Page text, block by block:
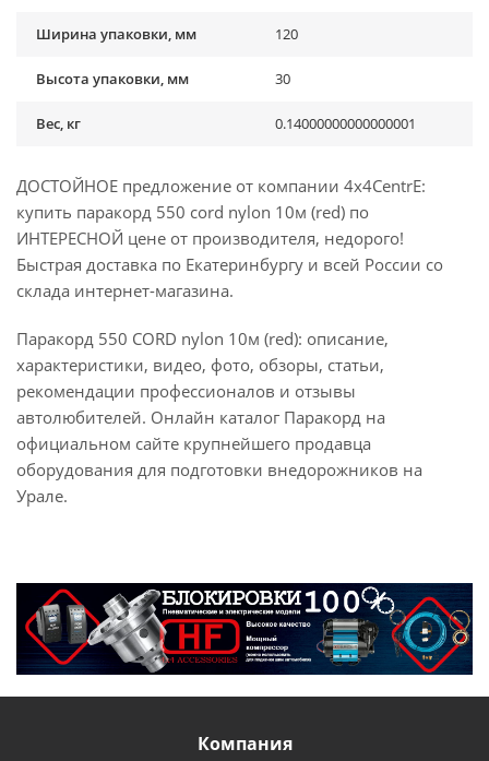
Ширина упаковки, мм 120
Высота упаковки, мм 30
Вес, кг 0.14000000000000001
ДОСТОЙНОЕ предложение от компании 4x4CentrE:
купить паракорд 550 cord nylon 10м (red) по
ИНТЕРЕСНОЙ цене от производителя, недорого!
Быстрая доставка по Екатеринбургу и всей России со
склада интернет-магазина.
Паракорд 550 CORD nylon 10м (red): описание,
характеристики, видео, фото, обзоры, статьи,
рекомендации профессионалов и отзывы
автолюбителей. Онлайн каталог Паракорд на
официальном сайте крупнейшего продавца
оборудования для подготовки внедорожников на
Урале.
Компания